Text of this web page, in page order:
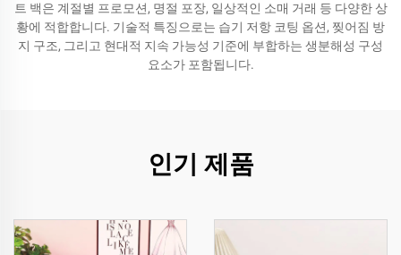
트 백은 계절별 프로모션, 명절 포장, 일상적인 소매 거래 등 다양한 상
황에 적합합니다. 기술적 특징으로는 습기 저항 코팅 옵션, 찢어짐 방
지 구조, 그리고 현대적 지속 가능성 기준에 부합하는 생분해성 구성
요소가 포함됩니다.
인기 제품